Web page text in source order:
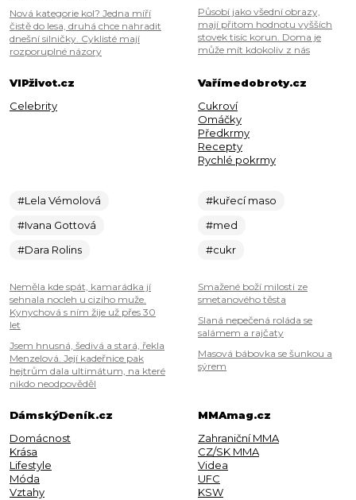
Nová kategorie kol? Jedna míří
čistě do lesa, druhá chce nahradit
dnešní silničky. Cyklisté mají
rozporuplné názory
Působí jako všední obrazy,
mají přitom hodnotu vyšších
stovek tisíc korun. Doma je
může mít kdokoliv z nás
VIPživot.cz
Celebrity
#Lela Vémolová
#Ivana Gottová
#Dara Rolins
Neměla kde spát, kamarádka jí
sehnala nocleh u cizího muže.
Kynychová s ním žije už přes 30
let
Jsem hnusná, šedivá a stará, řekla
Menzelová. Její kadeřnice pak
hejtrům dala ultimátum, na které
nikdo neodpověděl
Vařímedobroty.cz
Cukroví
Omáčky
Předkrmy
Recepty
Rychlé pokrmy
#kuřecí maso
#med
#cukr
Smažené boží milosti ze
smetanového těsta
Slaná nepečená roláda se
salámem a rajčaty
Masová bábovka se šunkou a
sýrem
DámskýDeník.cz
Domácnost
Krása
Lifestyle
Móda
Vztahy
MMAmag.cz
Zahraniční MMA
CZ/SK MMA
Videa
UFC
KSW